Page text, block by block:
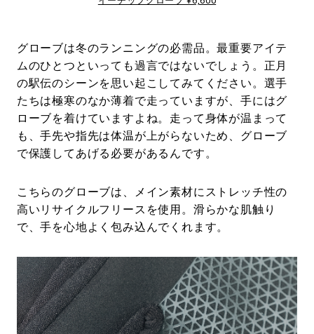
グローブは冬のランニングの必需品。最重要アイテ
ムのひとつといっても過言ではないでしょう。正月
の駅伝のシーンを思い起こしてみてください。選手
たちは極寒のなか薄着で走っていますが、手にはグ
ローブを着けていますよね。走って身体が温まって
も、手先や指先は体温が上がらないため、グローブ
で保護してあげる必要があるんです。
こちらのグローブは、メイン素材にストレッチ性の
高いリサイクルフリースを使用。滑らかな肌触り
で、手を心地よく包み込んでくれます。